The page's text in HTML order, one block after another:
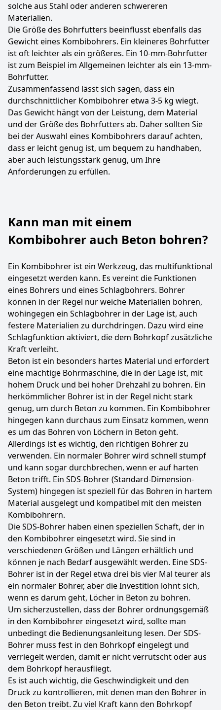
solche aus Stahl oder anderen schwereren
Materialien.
Die Größe des Bohrfutters beeinflusst ebenfalls das
Gewicht eines Kombibohrers. Ein kleineres Bohrfutter
ist oft leichter als ein größeres. Ein 10-mm-Bohrfutter
ist zum Beispiel im Allgemeinen leichter als ein 13-mm-
Bohrfutter.
Zusammenfassend lässt sich sagen, dass ein
durchschnittlicher Kombibohrer etwa 3-5 kg wiegt.
Das Gewicht hängt von der Leistung, dem Material
und der Größe des Bohrfutters ab. Daher sollten Sie
bei der Auswahl eines Kombibohrers darauf achten,
dass er leicht genug ist, um bequem zu handhaben,
aber auch leistungsstark genug, um Ihre
Anforderungen zu erfüllen.
Kann man mit einem
Kombibohrer auch Beton bohren?
Ein Kombibohrer ist ein Werkzeug, das multifunktional
eingesetzt werden kann. Es vereint die Funktionen
eines Bohrers und eines Schlagbohrers. Bohrer
können in der Regel nur weiche Materialien bohren,
wohingegen ein Schlagbohrer in der Lage ist, auch
festere Materialien zu durchdringen. Dazu wird eine
Schlagfunktion aktiviert, die dem Bohrkopf zusätzliche
Kraft verleiht.
Beton ist ein besonders hartes Material und erfordert
eine mächtige Bohrmaschine, die in der Lage ist, mit
hohem Druck und bei hoher Drehzahl zu bohren. Ein
herkömmlicher Bohrer ist in der Regel nicht stark
genug, um durch Beton zu kommen. Ein Kombibohrer
hingegen kann durchaus zum Einsatz kommen, wenn
es um das Bohren von Löchern in Beton geht.
Allerdings ist es wichtig, den richtigen Bohrer zu
verwenden. Ein normaler Bohrer wird schnell stumpf
und kann sogar durchbrechen, wenn er auf harten
Beton trifft. Ein SDS-Bohrer (Standard-Dimension-
System) hingegen ist speziell für das Bohren in hartem
Material ausgelegt und kompatibel mit den meisten
Kombibohrern.
Die SDS-Bohrer haben einen speziellen Schaft, der in
den Kombibohrer eingesetzt wird. Sie sind in
verschiedenen Größen und Längen erhältlich und
können je nach Bedarf ausgewählt werden. Eine SDS-
Bohrer ist in der Regel etwa drei bis vier Mal teurer als
ein normaler Bohrer, aber die Investition lohnt sich,
wenn es darum geht, Löcher in Beton zu bohren.
Um sicherzustellen, dass der Bohrer ordnungsgemäß
in den Kombibohrer eingesetzt wird, sollte man
unbedingt die Bedienungsanleitung lesen. Der SDS-
Bohrer muss fest in den Bohrkopf eingelegt und
verriegelt werden, damit er nicht verrutscht oder aus
dem Bohrkopf herausfliegt.
Es ist auch wichtig, die Geschwindigkeit und den
Druck zu kontrollieren, mit denen man den Bohrer in
den Beton treibt. Zu viel Kraft kann den Bohrkopf